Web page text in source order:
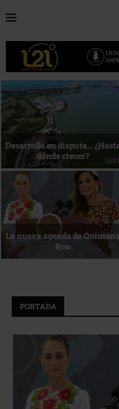
Bottega, un viaje servido a la
mesa
Reconocimiento de viajeros
PORTADA